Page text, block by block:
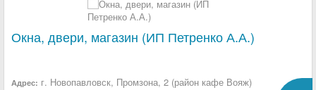
Окна, двери, магазин (ИП Петренко А.А.)
Адрес: г. Новопавловск, Промзона, 2 (район кафе Вояж)